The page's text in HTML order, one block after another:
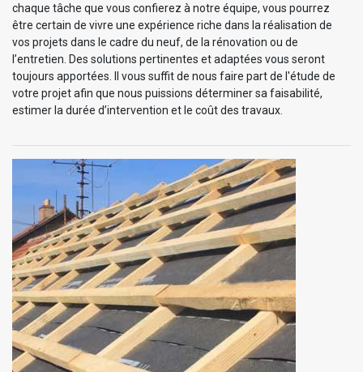
chaque tâche que vous confierez à notre équipe, vous pourrez
être certain de vivre une expérience riche dans la réalisation de
vos projets dans le cadre du neuf, de la rénovation ou de
l’entretien. Des solutions pertinentes et adaptées vous seront
toujours apportées. Il vous suffit de nous faire part de l'étude de
votre projet afin que nous puissions déterminer sa faisabilité,
estimer la durée d’intervention et le coût des travaux.